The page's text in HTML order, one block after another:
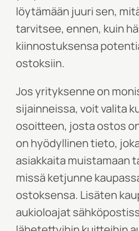
löytämään juuri sen,
tarvitsee, ennen, kuin
kiinnostuksensa
ostoksiin.
Jos yrityksenne on
sijainneissa, voit valita
osoitteen, josta ostos
on hyödyllinen tieto,
asiakkaita muistamaan
missä ketjunne
ostoksensa. Lisäten
aukioloajat